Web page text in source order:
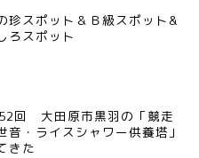
珍スポット＆Ｂ級スポット&
ろスポット
回 大田原市黒羽の「競走
音・ライスシャワー供養塔」
きた
央・県東エリア